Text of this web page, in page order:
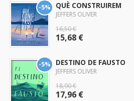
-5% QUÈ CONSTRUIREM
JEFFERS OLIVER
16,50 €
15,68 €
-5% DESTINO DE FAUSTO
JEFFERS OLIVER
18,90 €
17,96 €